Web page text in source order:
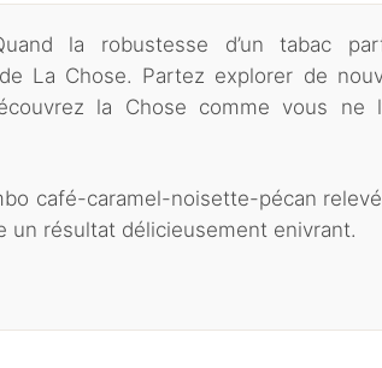
la robustesse d’un tabac
La Chose. Partez explorer de
la Chose comme vous ne
café-caramel-noisette-pécan
un résultat délicieusement enivrant.